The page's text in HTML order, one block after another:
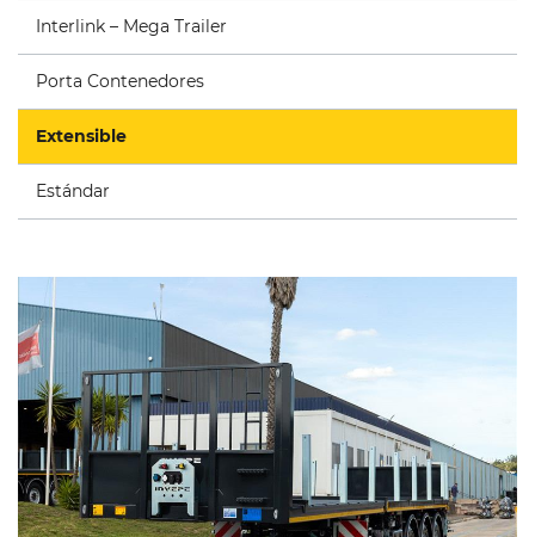
Interlink – Mega Trailer
Porta Contenedores
Extensible
Estándar